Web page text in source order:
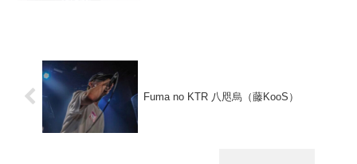
Fuma no KTR 八咫烏（藤KooS）